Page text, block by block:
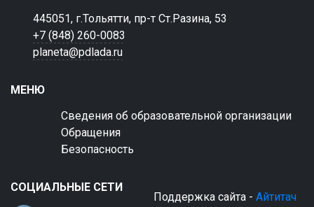
445051, г.Тольятти, пр-т Ст.Разина, 53
+7 (848) 260-0083
planeta@pdlada.ru
МЕНЮ
Сведения об образовательной организации
Обращения
Безопасность
СОЦИАЛЬНЫЕ СЕТИ
Поддержка сайта - Айтитач